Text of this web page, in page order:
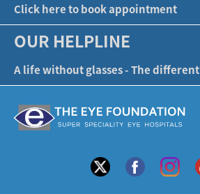
Click here to book appointment
OUR HELPLINE
A life without glasses - The different